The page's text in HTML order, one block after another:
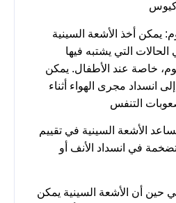
يمكن أخذ الأشعة السينية
الحالات التي يشتبه فيها
خاصة عند الأطفال. يمكن
انسداد مجرى الهواء أثناء
التنفس
الأشعة السينية في تقييم
في انسداد الأنف أو
حين أن الأشعة السينية يمكن